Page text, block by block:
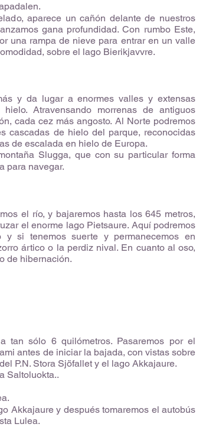
aparece un cañón delante de nuestros
gana profundidad. Con rumbo Este,
una rampa de nieve para entrar en un valle
sobre el lago Bierikjavvre.
y da lugar a enormes valles y extensas
Atravensando morrenas de antiguos
cada cez más angosto. Al Norte podremos
cascadas de hielo del parque, reconocidas
de escalada en hielo de Europa.
Slugga, que con su particular forma
para navegar.
el río, y bajaremos hasta los 645 metros,
el enorme lago Pietsaure. Aquí podremos
y si tenemos suerte y permanecemos en
ártico o la perdiz nival. En cuanto al oso,
de hibernación.
tan sólo 6 quilómetros. Pasaremos por el
antes de iniciar la bajada, con vistas sobre
P.N. Stora Sjöfallet y el lago Akkajaure.
Saltoluokta..
Akkajaure y después tomaremos el autobús
Lulea.